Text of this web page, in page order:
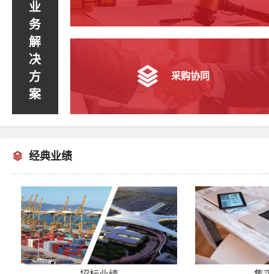
业
务
解
决
方
案
采购协同
经典业绩